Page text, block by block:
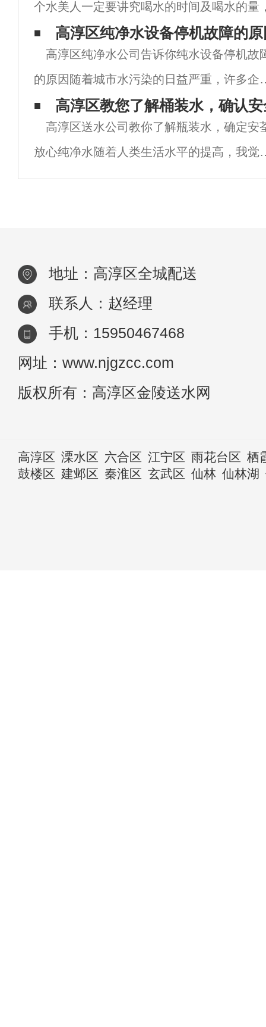
个水美人一定要讲究喝水的时间及喝水的量
是减轻体重的关键，今天栖霞送水就为大家
时间表。AM8:30清晨从起床到办公室的过
高淳区纯净水设备停机故障的
高淳区纯净水公司告诉你纯水设备停机故
的原因随着城市水污染的日益严重，许多企
开始引进反渗透纯化水设备，以改善水质问
题。对于这种先进的水处理设备，如果操作
当，可能会出现各种小问题，对用户产生很
的影响
高淳区教您了解桶装水，确认
高淳区送水公司教你了解瓶装水，确定安
放心纯净水随着人类生活水平的提高，我觉
今年你逐渐关注纯水的安荃和高质量问题，
地址：高淳区全城配送
联系人：赵经理
手机：15950467468
网址：www.njgzcc.com
版权所有：高淳区金陵送水网
高淳区 溧水区 六合区 江宁区 雨花台区 栖
鼓楼区 建邺区 秦淮区 玄武区 仙林 仙林湖